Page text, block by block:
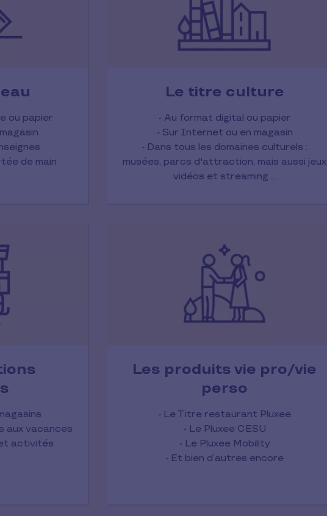
ou papier
de main
Le titre culture
- Au format digital ou papier
- Sur Internet ou en magasin
- Dans tous les domaines culturels :
musées, parcs d'attraction, mais aussi jeux
vidéos et streaming ...
aux vacances
activités
Les produits vie pro/vie
perso
- Le Titre restaurant Pluxee
- Le Pluxee CESU
- Le Pluxee Mobility
- Et bien d’autres encore